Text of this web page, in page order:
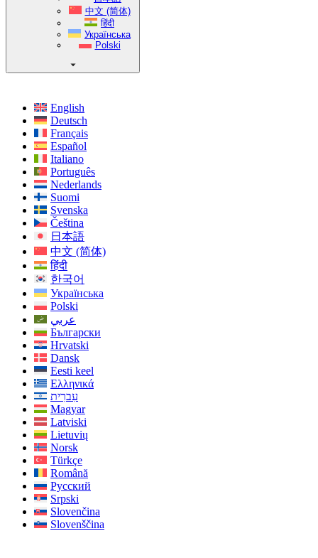
中文 (简体)
हिंदी
Українська
Polski
English
Deutsch
Français
Español
Italiano
Português
Nederlands
Suomi
Svenska
Čeština
日本語
中文 (简体)
हिंदी
한국어
Українська
Polski
عربي
Български
Hrvatski
Dansk
Eesti keel
Ελληνικά
עִברִית
Magyar
Latviski
Lietuvių
Norsk
Türkçe
Română
Русский
Srpski
Slovenčina
Slovenščina